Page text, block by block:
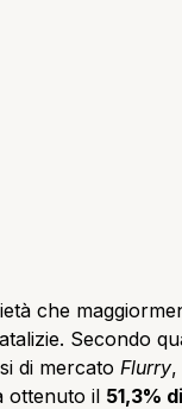
che
Secondo
di mercato Flurry,
ottenuto il 51,3%